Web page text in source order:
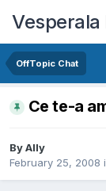
Vesperala
OffTopic Chat
Ce te-a
ByAlly
February 25, 2008